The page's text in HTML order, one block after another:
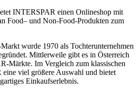
INTERSPAR einen Onlineshop mit
Food– und Non-Food-Produkten zum
wurde 1970 als Tochterunternehmen
Mittlerweile gibt es in Österreich
Märkte. Im Vergleich zum klassischen
viel größere Auswahl und bietet
Einkaufserlebnis.